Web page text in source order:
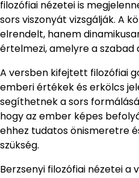
filozófiai nézetei is
sors viszonyát vizsgálják. A
elrendelt, hanem
értelmezi, amelyre a szabad
A versben kifejtett filozófiai
emberi értékek és erkölcs
segíthetnek a sors
hogy az ember képes
ehhez tudatos önismeretre
szükség.
Berzsenyi filozófiai nézetei